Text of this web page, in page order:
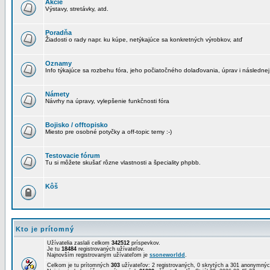
Akcie
Výstavy, stretávky, atd.
Poradňa
Žiadosti o rady napr. ku kúpe, netýkajúce sa konkretných výrobkov, atď
Oznamy
Info týkajúce sa rozbehu fóra, jeho počiatočného dolaďovania, úprav i následnej
Námety
Návrhy na úpravy, vylepšenie funkčnosti fóra
Bojisko / offtopisko
Miesto pre osobné potyčky a off-topic temy :-)
Testovacie fórum
Tu si môžete skušať rôzne vlastnosti a špeciality phpbb.
Kôš
Kto je prítomný
Užívatelia zaslali celkom 342512 príspevkov.
Je tu 18484 registrovaných užívateľov.
Najnovším registrovaným užívateľom je ssoneworldd .
Celkom je tu prítomných 303 užívateľov: 2 registrovaných, 0 skrytých a 301